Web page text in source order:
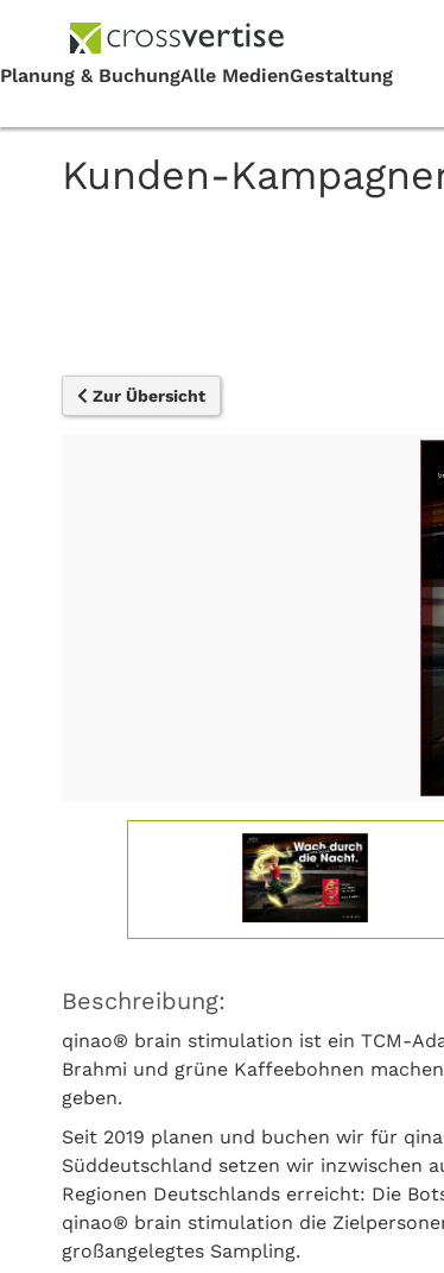
Kunden-
Zur Übersicht
Beschreibung:
qinao® brain stimulation ist ein TCM-
Brahmi und grüne Kaffeebohnen
geben.
Seit 2019 planen und buchen wir für
Süddeutschland setzen wir inzwischen
Regionen Deutschlands erreicht: Die
qinao® brain stimulation die
großangelegtes Sampling.